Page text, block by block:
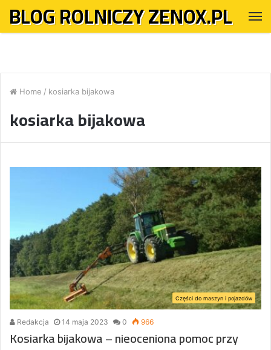
BLOG ROLNICZY ZENOX.PL
Home / kosiarka bijakowa
kosiarka bijakowa
Części do maszyn i pojazdów
Redakcja 14 maja 2023 0 966
Kosiarka bijakowa – nieoceniona pomoc przy